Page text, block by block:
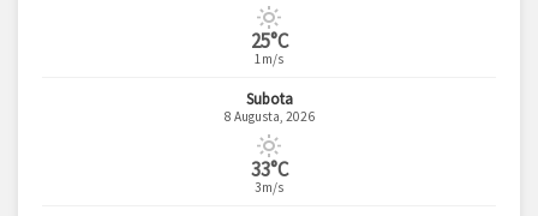
25°C
1m/s
Subota
8 Augusta, 2026
33°C
3m/s